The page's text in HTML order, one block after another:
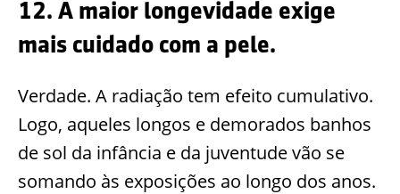
12. A maior longevidade exige
mais cuidado com a pele.
Verdade. A radiação tem efeito cumulativo.
Logo, aqueles longos e demorados banhos
de sol da infância e da juventude vão se
somando às exposições ao longo dos anos.